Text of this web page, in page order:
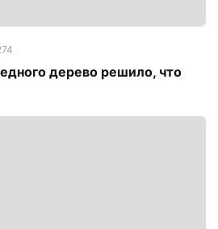
дерево решило, что